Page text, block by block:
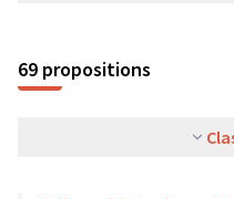
69 propositions